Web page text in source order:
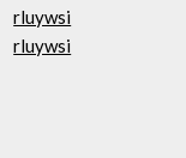
rluywsi
rluywsi